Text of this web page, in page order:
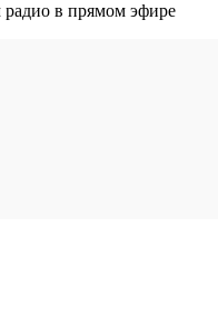
в прямом эфире